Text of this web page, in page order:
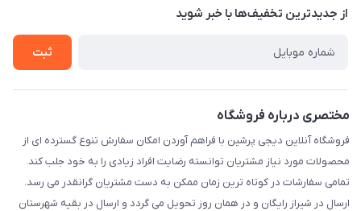
درباره ما
راهنما
از جدید‌ترین تخفیف‌ها با‌ خبر شوید
ثبت
مختصری درباره فروشگاه
فروشگاه آنلاین دیجی پرشین با فراهم آوردن امکان سفارش تنوع گسترده ای از
محصولات مورد نیاز مشتریان توانسته رضایت افراد زیادی را به خود جلب کند.
تمامی سفارشات در کوتاه ترین زمان ممکن به دست مشتریان گرانقدر می رسد.
ارسال در شیراز رایگان و در همان روز تحویل می گردد و ارسال در بقیه شهرستان